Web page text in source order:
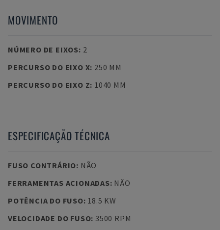
MOVIMENTO
NÚMERO DE EIXOS: 2
PERCURSO DO EIXO X: 250 MM
PERCURSO DO EIXO Z: 1040 MM
ESPECIFICAÇÃO TÉCNICA
FUSO CONTRÁRIO: NÃO
FERRAMENTAS ACIONADAS: NÃO
POTÊNCIA DO FUSO: 18.5 KW
VELOCIDADE DO FUSO: 3500 RPM